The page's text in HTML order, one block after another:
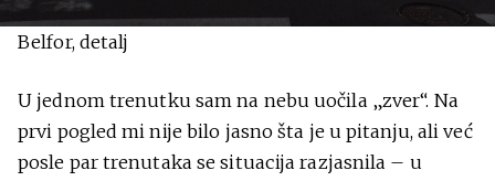
Belfor, detalj
U jednom trenutku sam na nebu uočila „zver“. Na
prvi pogled mi nije bilo jasno šta je u pitanju, ali već
posle par trenutaka se situacija razjasnila – u